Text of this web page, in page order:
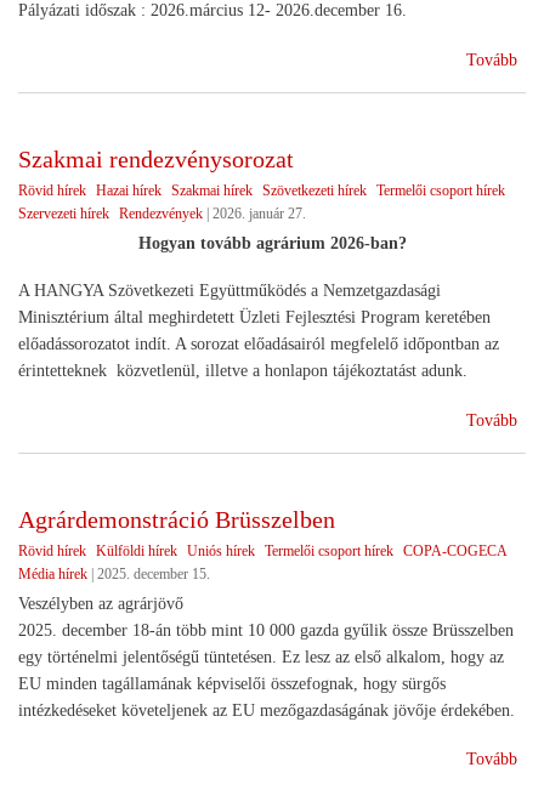
Pályázati időszak : 2026.március 12- 2026.december 16.
Tovább
Szakmai rendezvénysorozat
Rövid hírek Hazai hírek Szakmai hírek Szövetkezeti hírek Termelői csoport hírek
Szervezeti hírek Rendezvények 2026. január 27.
Hogyan tovább agrárium 2026-ban?
A HANGYA Szövetkezeti Együttműködés a Nemzetgazdasági
Minisztérium által meghirdetett Üzleti Fejlesztési Program keretében
előadássorozatot indít. A sorozat előadásairól megfelelő időpontban az
érintetteknek közvetlenül, illetve a honlapon tájékoztatást adunk.
Tovább
Agrárdemonstráció Brüsszelben
Rövid hírek Külföldi hírek Uniós hírek Termelői csoport hírek COPA-COGECA
Média hírek | 2025. december 15.
Veszélyben az agrárjövő
2025. december 18-án több mint 10 000 gazda gyűlik össze Brüsszelben
egy történelmi jelentőségű tüntetésen. Ez lesz az első alkalom, hogy az
EU minden tagállamának képviselői összefognak, hogy sürgős
intézkedéseket követeljenek az EU mezőgazdaságának jövője érdekében.
Tovább